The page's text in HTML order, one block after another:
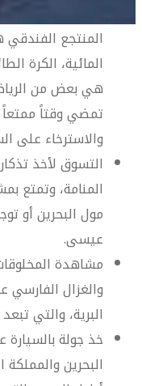
خذ جولة في قارب
المنتجع الفندقي
المائية، الكرة
هي بعض من
تمضي وقتاً ممتعاً
والاسترخاء على
التسوق لأخذ
المنامة، وتمتع
مول البحرين أو
عيسى.
مشاهدة
والغزال الفارسي
البرية، والتي تبعد 20 كيلومتراً عن العاصمة المنامة.
خذ جولة
البحرين